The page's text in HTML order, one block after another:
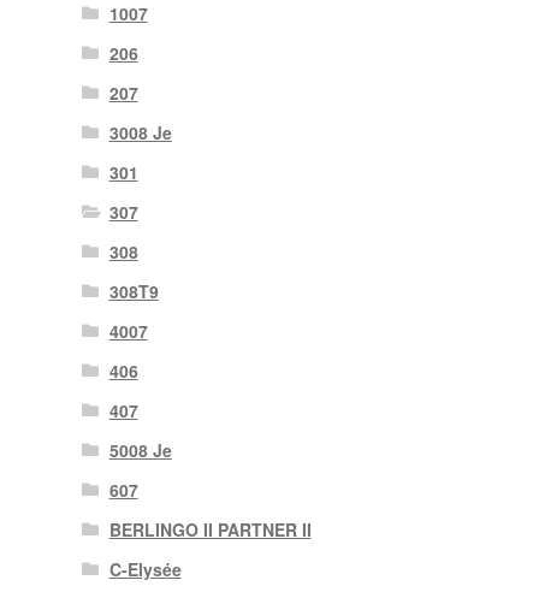
1007
206
207
3008 Je
301
307
308
308T9
4007
406
407
5008 Je
607
BERLINGO II PARTNER II
C-Elysée